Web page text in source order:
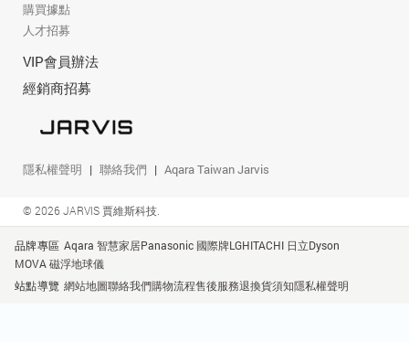
購買據點
人才招募
VIP會員辦法
經銷商招募
隱私權聲明 聯絡我們 Aqara Taiwan Jarvis
© 2026 JARVIS 賈維斯科技.
品牌專區 Aqara 智慧家居Panasonic 國際牌LGHITACHI 日立Dyson
MOVA 磁浮地球儀
站點導覽 網站地圖聯絡我們購物流程售後服務退換貨須知隱私權聲明